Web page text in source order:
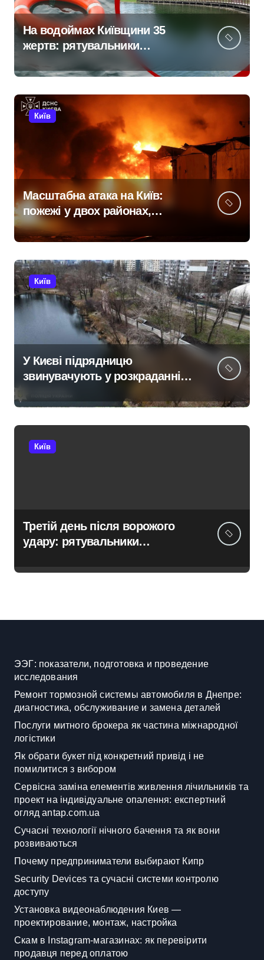
На водоймах Київщини 35
жертв: рятувальники
тривожаться через зростання
трагедій
Київ
Масштабна атака на Київ:
пожежі у двох районах,
постраждалі на місці події
Київ
У Києві підрядницю
звинувачують у розкраданні
під час ремонту зони
«Вербне»
Київ
Третій день після ворожого
удару: рятувальники
масованої атаки в Київському
ЭЭГ: показатели, подготовка и проведение
исследования
Ремонт тормозной системы автомобиля в Днепре:
диагностика, обслуживание и замена деталей
Послуги митного брокера як частина міжнародної
логістики
Як обрати букет під конкретний привід і не
помилитися з вибором
Сервісна заміна елементів живлення лічильників та
проект на індивідуальне опалення: експертний
огляд antap.com.ua
Сучасні технології нічного бачення та як вони
розвиваються
Почему предприниматели выбирают Кипр
Security Devices та сучасні системи контролю
доступу
Установка видеонаблюдения Киев —
проектирование, монтаж, настройка
Скам в Instagram-магазинах: як перевірити
продавця перед оплатою